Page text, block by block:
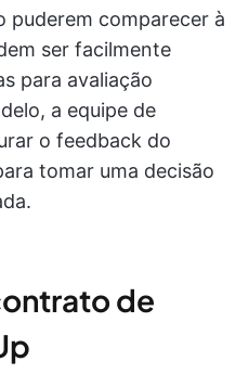
puderem comparecer à
ser facilmente
para avaliação
a equipe de
o feedback do
tomar uma decisão
de